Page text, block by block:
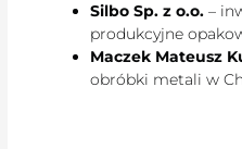
Silbo Sp. z o.o. –
produkcyjne
Maczek Mateusz
obróbki metali w